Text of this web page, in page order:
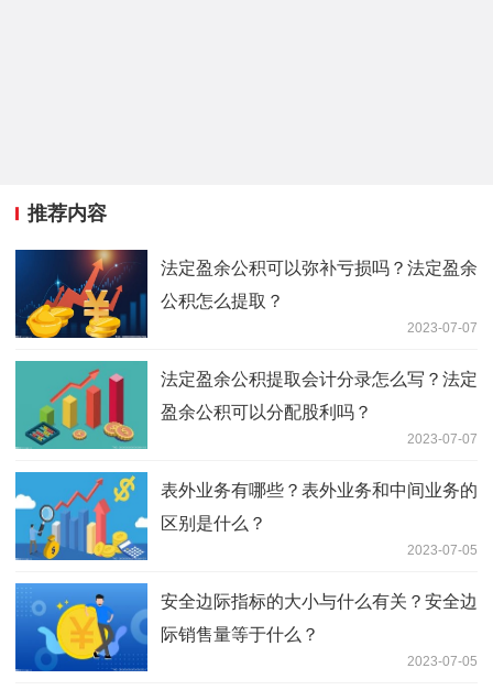
推荐内容
法定盈余公积可以弥补亏损吗？法定盈余
公积怎么提取？
2023-07-07
法定盈余公积提取会计分录怎么写？法定
盈余公积可以分配股利吗？
2023-07-07
表外业务有哪些？表外业务和中间业务的
区别是什么？
2023-07-05
安全边际指标的大小与什么有关？安全边
际销售量等于什么？
2023-07-05